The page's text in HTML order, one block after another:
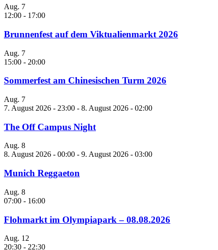
Aug. 7
12:00 - 17:00
Brunnenfest auf dem Viktualienmarkt 2026
Aug. 7
15:00 - 20:00
Sommerfest am Chinesischen Turm 2026
Aug. 7
7. August 2026 - 23:00 - 8. August 2026 - 02:00
The Off Campus Night
Aug. 8
8. August 2026 - 00:00 - 9. August 2026 - 03:00
Munich Reggaeton
Aug. 8
07:00 - 16:00
Flohmarkt im Olympiapark – 08.08.2026
Aug. 12
20:30 - 22:30